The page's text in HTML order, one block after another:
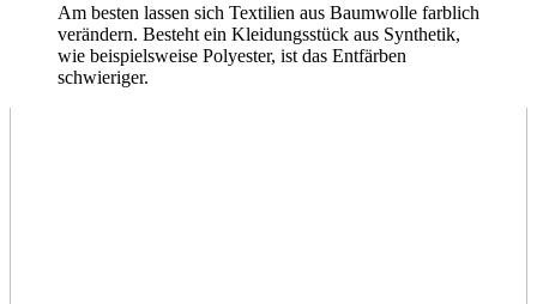
Am besten lassen sich Textilien aus Baumwolle farblich
verändern. Besteht ein Kleidungsstück aus Synthetik,
wie beispielsweise Polyester, ist das Entfärben
schwieriger.